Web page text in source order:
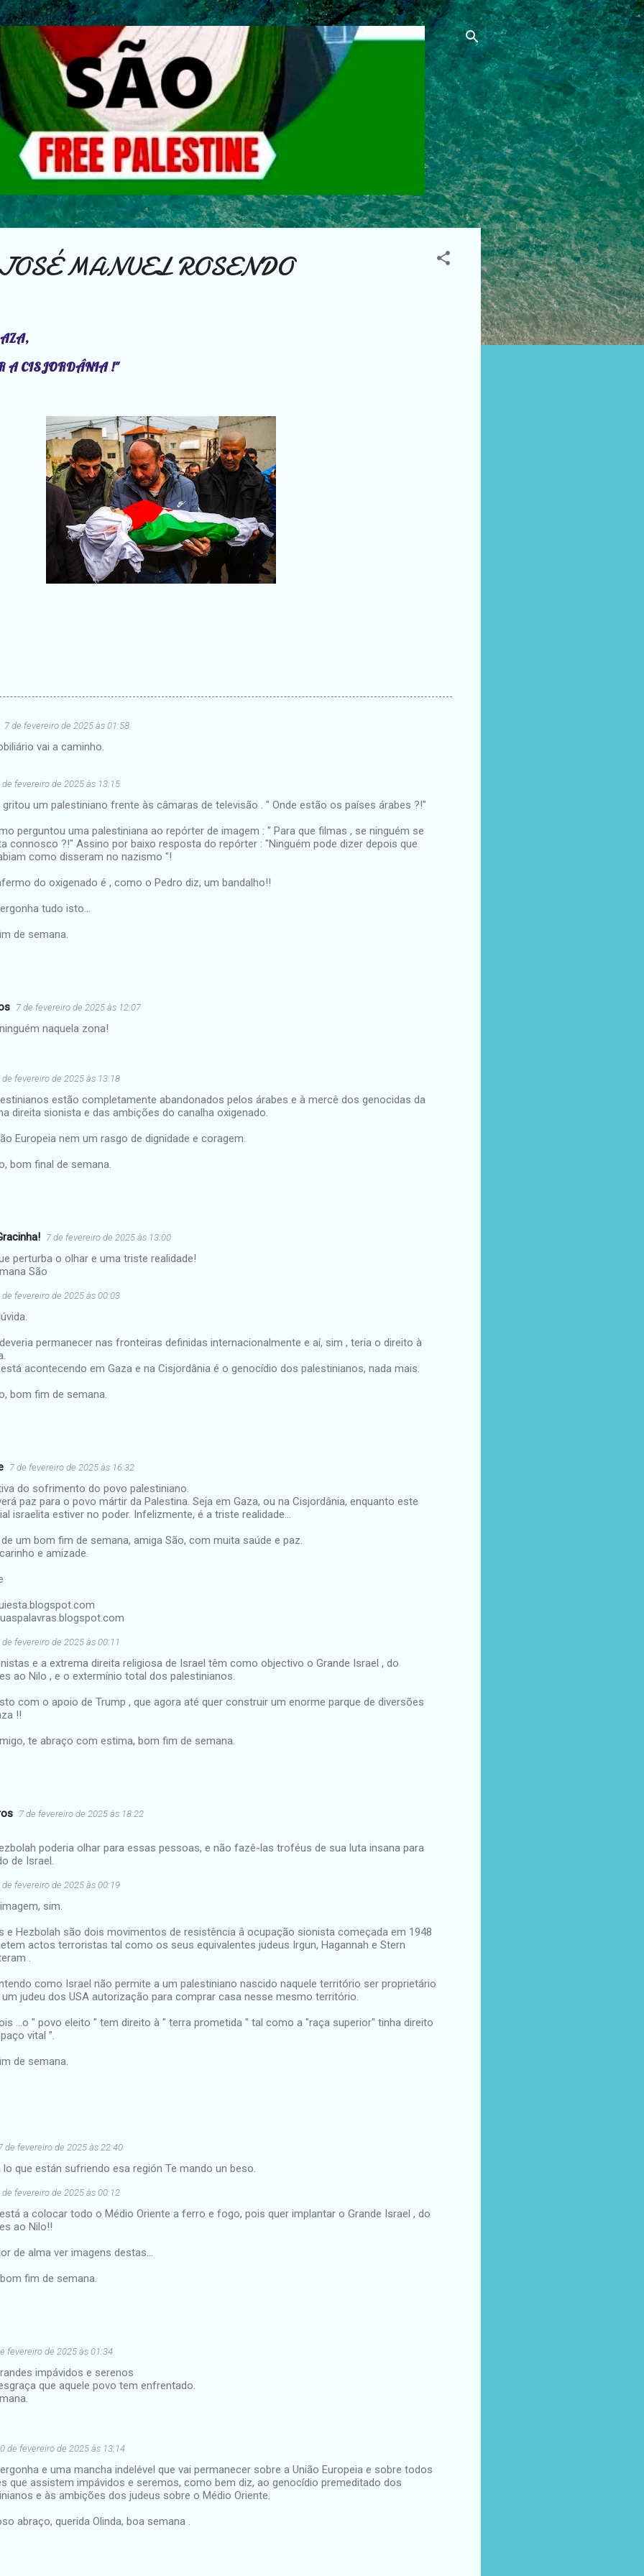
Avançar para o conteúdo principal
MANUEL ROSENDO
A CISJORDÂNIA !"
7 de fevereiro de 2025 às 01:58
vai a caminho.
de fevereiro de 2025 às 13:15
um palestiniano frente às câmaras de televisão . " Onde estão os países árabes ?!"
perguntou uma palestiniana ao repórter de imagem : " Para que filmas , se ninguém se
connosco ?!" Assino por baixo resposta do repórter : "Ninguém pode dizer depois que
como disseram no nazismo "!
do oxigenado é , como o Pedro diz, um bandalho!!
tudo isto...
de semana.
7 de fevereiro de 2025 às 12:07
naquela zona!
de fevereiro de 2025 às 13:18
estão completamente abandonados pelos árabes e à mercê dos genocidas da
direita sionista e das ambições do canalha oxigenado.
Europeia nem um rasgo de dignidade e coragem.
bom final de semana.
7 de fevereiro de 2025 às 13:00
perturba o olhar e uma triste realidade!
São
de fevereiro de 2025 às 00:03
permanecer nas fronteiras definidas internacionalmente e aí, sim , teria o direito à
acontecendo em Gaza e na Cisjordânia é o genocídio dos palestinianos, nada mais.
bom fim de semana.
7 de fevereiro de 2025 às 16:32
do sofrimento do povo palestiniano.
paz para o povo mártir da Palestina. Seja em Gaza, ou na Cisjordânia, enquanto este
israelita estiver no poder. Infelizmente, é a triste realidade...
um bom fim de semana, amiga São, com muita saúde e paz.
e amizade.
de fevereiro de 2025 às 00:11
e a extrema direita religiosa de Israel têm como objectivo o Grande Israel , do
ao Nilo , e o extermínio total dos palestinianos.
com o apoio de Trump , que agora até quer construir um enorme parque de diversões
!!
te abraço com estima, bom fim de semana.
7 de fevereiro de 2025 às 18:22
poderia olhar para essas pessoas, e não fazê-las troféus de sua luta insana para
de Israel.
de fevereiro de 2025 às 00:19
sim.
e Hezbolah são dois movimentos de resistência â ocupação sionista começada em 1948
actos terroristas tal como os seus equivalentes judeus Irgun, Hagannah e Stern
.
como Israel não permite a um palestiniano nascido naquele território ser proprietário
um judeu dos USA autorização para comprar casa nesse mesmo território.
...o " povo eleito " tem direito à " terra prometida " tal como a "raça superior" tinha direito
vital ".
de semana.
de fevereiro de 2025 às 22:40
lo que están sufriendo esa región Te mando un beso.
de fevereiro de 2025 às 00:12
a colocar todo o Médio Oriente a ferro e fogo, pois quer implantar o Grande Israel , do
ao Nilo!!
de alma ver imagens destas...
fim de semana.
fevereiro de 2025 às 01:34
impávidos e serenos
que aquele povo tem enfrentado.
de fevereiro de 2025 às 13:14
e uma mancha indelével que vai permanecer sobre a União Europeia e sobre todos
que assistem impávidos e seremos, como bem diz, ao genocídio premeditado dos
e às ambições dos judeus sobre o Médio Oriente.
abraço, querida Olinda, boa semana .